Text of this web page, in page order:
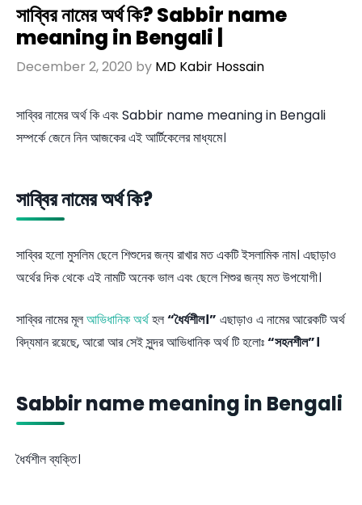
সাব্বির নামের অর্থ কি? Sabbir name
meaning in Bengali |
December 2, 2020 by MD Kabir Hossain
সাব্বির নামের অর্থ কি এবং Sabbir name meaning in Bengali
সম্পর্কে জেনে নিন আজকের এই আর্টিকেলের মাধ্যমে।
সাব্বির নামের অর্থ কি?
সাব্বির হলো মুসলিম ছেলে শিশুদের জন্য রাখার মত একটি ইসলামিক নাম। এছাড়াও
অর্থের দিক থেকে এই নামটি অনেক ভাল এবং ছেলে শিশুর জন্য মত উপযোগী।
সাব্বির নামের মূলআভিধানিক অর্থহল“ধৈর্যশীল।” এছাড়াও এ নামের আরেকটি অর্থ
বিদ্যমান রয়েছে, আরো আর সেই সুন্দর আভিধানিক অর্থ টি হলোঃ“সহনশীল”।
Sabbir name meaning in Bengali
ধৈর্যশীল ব্যক্তি।